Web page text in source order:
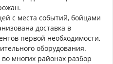
с места событий, бойцами
доставка в
первой необходимости,
оборудования.
многих районах разбор